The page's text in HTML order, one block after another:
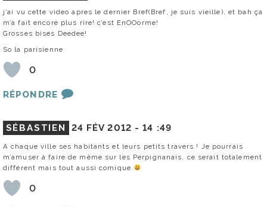
j’ai vu cette video apres le dernier Bref(Bref, je suis vieille), et bah ça
m’a fait encore plus rire! c’est EnOOorme!
Grosses bises Deedee!
So la parisienne
0
RÉPONDRE
SÉBASTIEN 24 FÉV 2012 -14 :49
A chaque ville ses habitants et leurs petits travers ! Je pourrais
m’amuser à faire de même sur les Perpignanais, ce serait totalement
différent mais tout aussi comique
0